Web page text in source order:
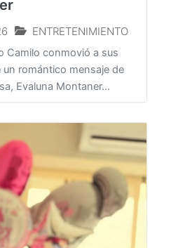
ENTRETENIMIENTO
Camilo conmovió a sus
romántico mensaje de
Evaluna Montaner...